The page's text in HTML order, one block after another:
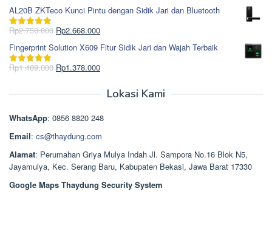
adalah:
Rp965.000.
ini
adalah:
AL20B ZKTeco Kunci Pintu dengan Sidik Jari dan Bluetooth
Dinilai5.00
Rp2.750.000 Harga
adalah:
Rp2.750.000.
Rp2.668.000Harga
ini
adalah:
Fingerprint Solution X609 Fitur Sidik Jari dan Wajah Terbaik
Dinilai5.00
Rp1.489.000 Harga
Rp1.378.000Harga
Rp1.378.000.
Lokasi Kami
WhatsApp: 0856 8820 248
Email: cs@thaydung.com
Alamat: Perumahan Griya Mulya Indah Jl. Sampora No.16 Blok N5,
Jayamulya, Kec. Serang Baru, Kabupaten Bekasi, Jawa Barat 17330
Google Maps Thaydung Security System